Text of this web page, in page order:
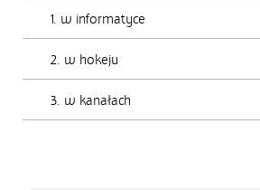
Podstawy naukowe
1. w informatyce
2. w hokeju
3. w kanałach